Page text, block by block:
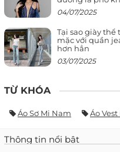
04/07/2025
Tại sao giày thể
mặc với quần
hơn hẳn
03/07/2025
TỪ KHÓA
Áo Sơ Mi Nam Áo
Thông tin nổi bật